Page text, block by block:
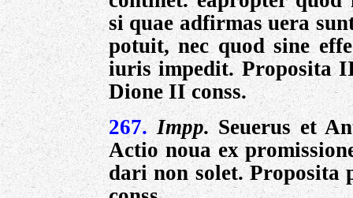
si quae adfirmas uera
potuit, nec quod sine
iuris impedit. Proposita
Dione II conss.
267. Impp.Seuerus et
Actio noua ex
dari non solet.Proposita